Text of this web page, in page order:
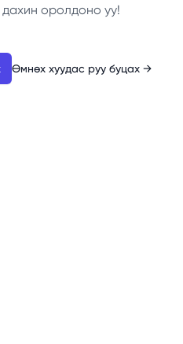
оролдоно уу!
Өмнөх хуудас руу буцах →